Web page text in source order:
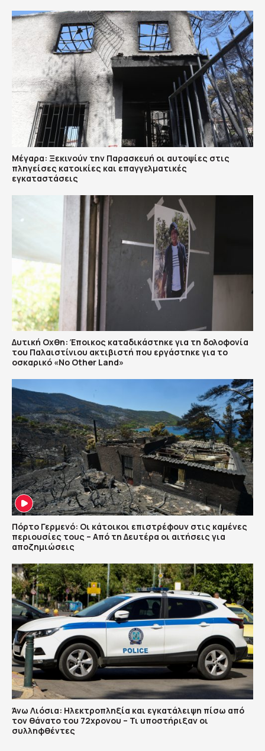
Μέγαρα: Ξεκινούν την Παρασκευή οι αυτοψίες στις
πληγείσες κατοικίες και επαγγελματικές
εγκαταστάσεις
Δυτική Οχθη: Έποικος καταδικάστηκε για τη δολοφονία
του Παλαιστίνιου ακτιβιστή που εργάστηκε για το
οσκαρικό «No Other Land»
Πόρτο Γερμενό: Οι κάτοικοι επιστρέφουν στις καμένες
περιουσίες τους – Aπό τη Δευτέρα οι αιτήσεις για
αποζημιώσεις
Άνω Λιόσια: Ηλεκτροπληξία και εγκατάλειψη πίσω από
τον θάνατο του 72χρονου – Τι υποστήριξαν οι
συλληφθέντες